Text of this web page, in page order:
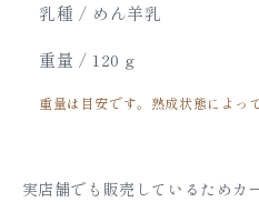
を
減
す
す
乳種 / めん羊乳
重量 / 120 g
重量は目安です。熟成状態によっ
実店舗でも販売しているためカ